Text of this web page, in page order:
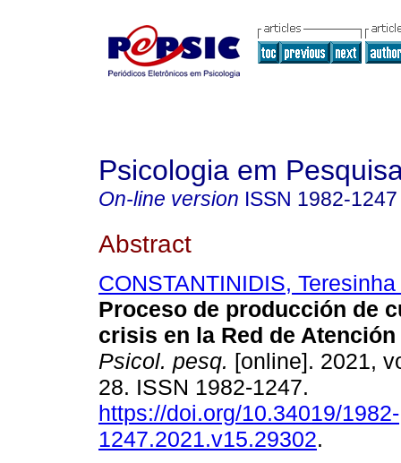
Psicologia em
On-line version ISSN 1982-1247
Abstract
CONSTANTINIDIS,
Proceso de producción de
crisis en la Red de
Psicol. pesq. [online]. 2021,
28. ISSN 1982-1247.
https://doi.org/10.34019/1982-
1247.2021.v15.29302.